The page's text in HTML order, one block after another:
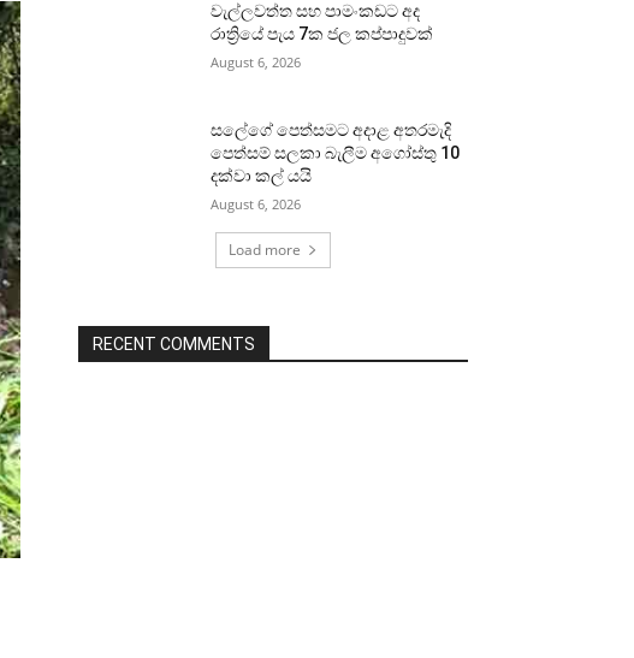
වැල්ලවත්ත සහ පාමංකඩට අද
රාත්‍රියේ පැය 7ක ජල කප්පාදුවක්
August 6, 2026
සලේගේ පෙත්සමට අදාළ අතරමැදි
පෙත්සම් සලකා බැලීම අගෝස්තු 10
දක්වා කල් යයි
August 6, 2026
Load more
RECENT COMMENTS